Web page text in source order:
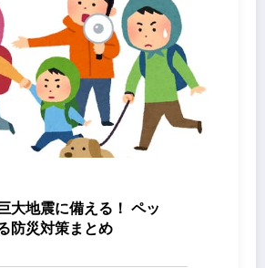
大地震に備える！ ペッ
防災対策まとめ